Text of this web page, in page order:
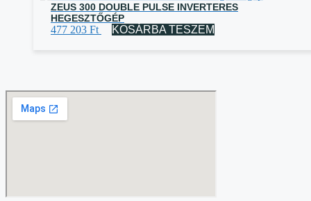
ZEUS 300 DOUBLE PULSE INVERTERES
HEGESZTŐGÉP
477 203 Ft KOSÁRBA TESZEM